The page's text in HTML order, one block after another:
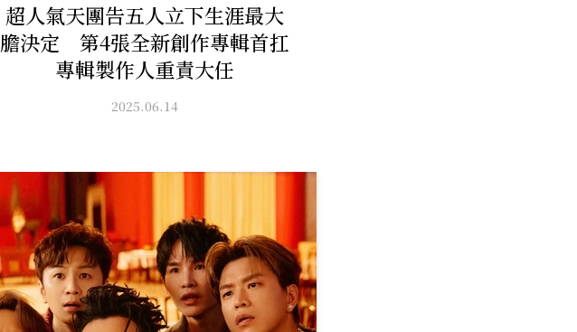
超人氣天團告五人立下生涯最大
膽決定 第4張全新創作專輯首扛
專輯製作人重責大任
2025.06.14